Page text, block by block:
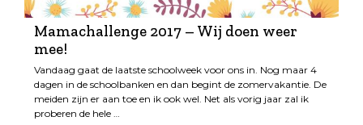
Mamachallenge 2017 – Wij doen weer
mee!
Vandaag gaat de laatste schoolweek voor ons in. Nog maar 4
dagen in de schoolbanken en dan begint de zomervakantie. De
meiden zijn er aan toe en ik ook wel. Net als vorig jaar zal ik
proberen de hele …